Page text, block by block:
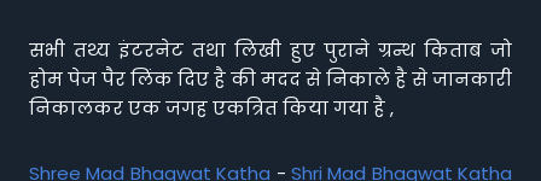
सभी तथ्य इंटरनेट तथा लिखी हुए पुराने ग्रन्थ किताब जो
होम पेज पैर लिंक दिए है की मदद से निकाले है से जानकारी
निकालकर एक जगह एकत्रित किया गया है ,
Shree Mad Bhagwat Katha - Shri Mad Bhagwat Katha